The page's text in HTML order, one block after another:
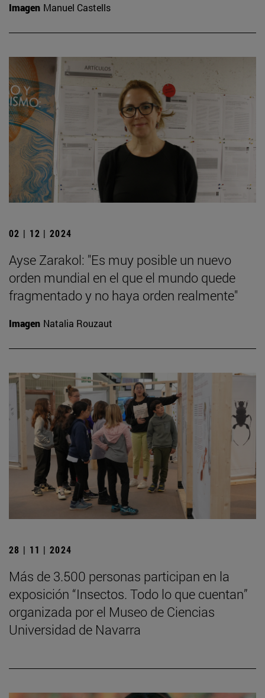
Imagen Manuel Castells
02 | 12 | 2024
Ayse Zarakol: "Es muy posible un nuevo
orden mundial en el que el mundo quede
fragmentado y no haya orden realmente"
Imagen Natalia Rouzaut
28 | 11 | 2024
Más de 3.500 personas participan en la
exposición “Insectos. Todo lo que cuentan”
organizada por el Museo de Ciencias
Universidad de Navarra